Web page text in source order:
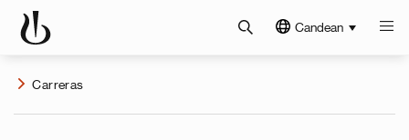
Candean
Carreras